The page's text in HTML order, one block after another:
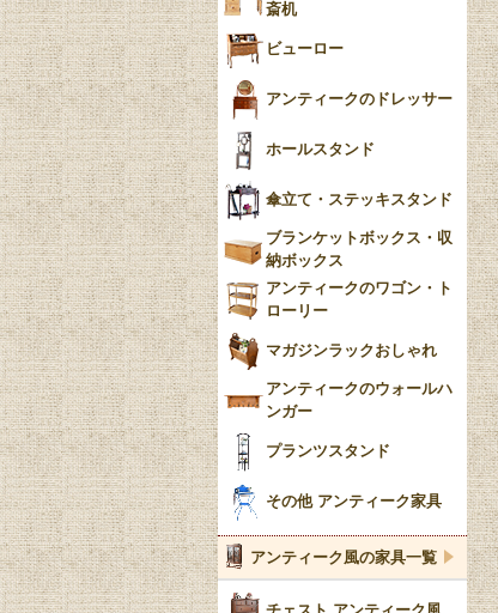
斎机
ビューロー
アンティークのドレッサー
ホールスタンド
傘立て・ステッキスタンド
ブランケットボックス・収
納ボックス
アンティークのワゴン・ト
ローリー
マガジンラックおしゃれ
アンティークのウォールハ
ンガー
プランツスタンド
その他 アンティーク家具
アンティーク風の家具一覧